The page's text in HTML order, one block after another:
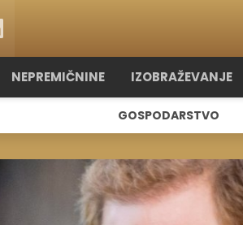
NEPREMIČNINE IZOBRAŽEVANJE
GOSPODARSTVO